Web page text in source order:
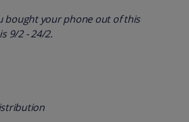
bought your phone out of this
9/2 - 24/2.